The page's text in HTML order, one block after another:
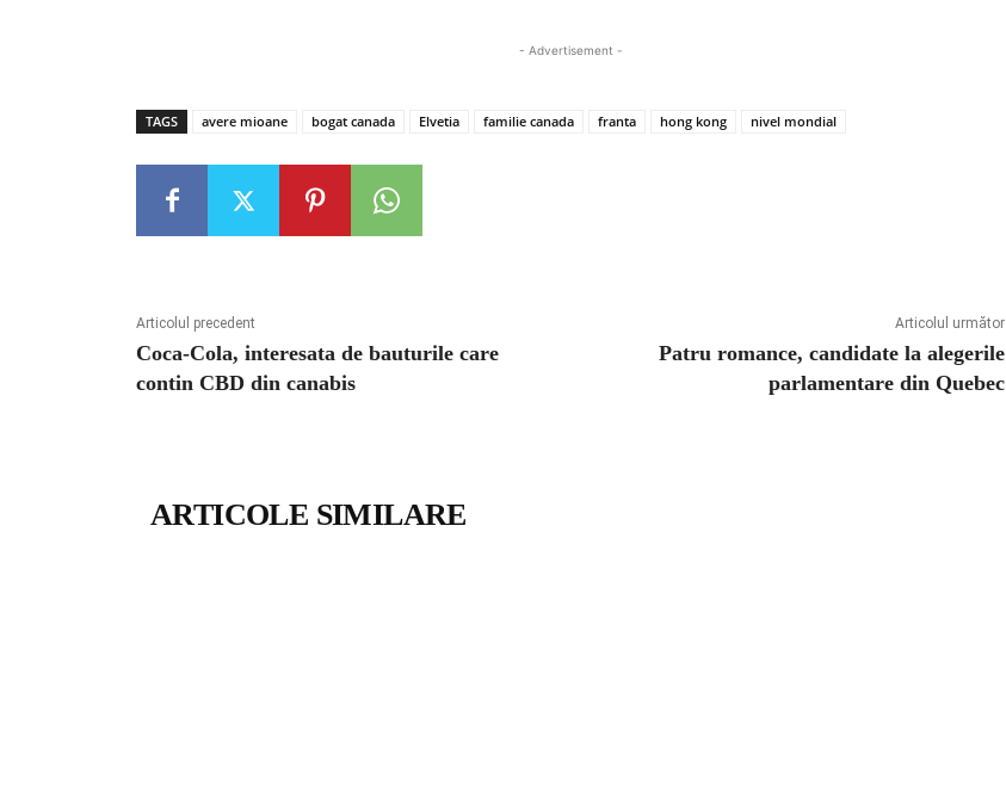
- Advertisement -
TAGS avere mioane bogat canada Elvetia familie canada franta hong kong nivel mondial
Articolul precedent
Coca-Cola, interesata de bauturile care
contin CBD din canabis
Articolul următor
Patru romance, candidate la alegerile
parlamentare din Quebec
ARTICOLE SIMILARE